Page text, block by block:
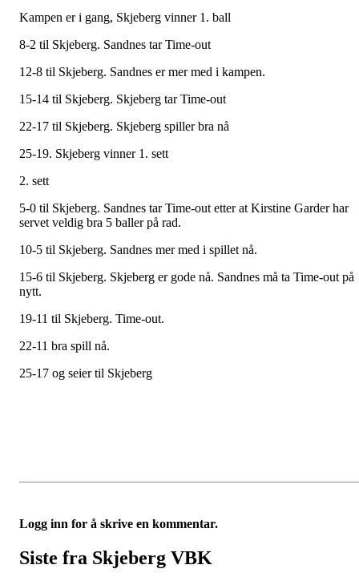
Kampen er i gang, Skjeberg vinner 1. ball
8-2 til Skjeberg. Sandnes tar Time-out
12-8 til Skjeberg. Sandnes er mer med i kampen.
15-14 til Skjeberg. Skjeberg tar Time-out
22-17 til Skjeberg. Skjeberg spiller bra nå
25-19. Skjeberg vinner 1. sett
2. sett
5-0 til Skjeberg. Sandnes tar Time-out etter at Kirstine Garder har
servet veldig bra 5 baller på rad.
10-5 til Skjeberg. Sandnes mer med i spillet nå.
15-6 til Skjeberg. Skjeberg er gode nå. Sandnes må ta Time-out på
nytt.
19-11 til Skjeberg. Time-out.
22-11 bra spill nå.
25-17 og seier til Skjeberg
Logg inn for å skrive en kommentar.
Siste fra Skjeberg VBK